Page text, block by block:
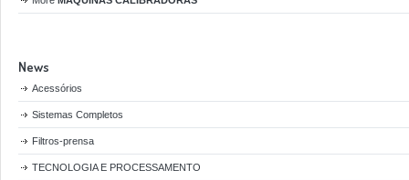
News
Acessórios
Sistemas Completos
Filtros-prensa
TECNOLOGIA E PROCESSAMENTO